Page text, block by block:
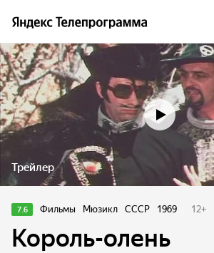
Трейлер
7.6 Фильмы Мюзикл СССР 1969 12+
Король-олень